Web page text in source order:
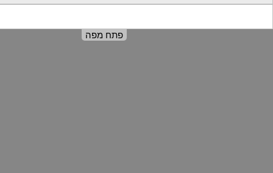
פתח מפה